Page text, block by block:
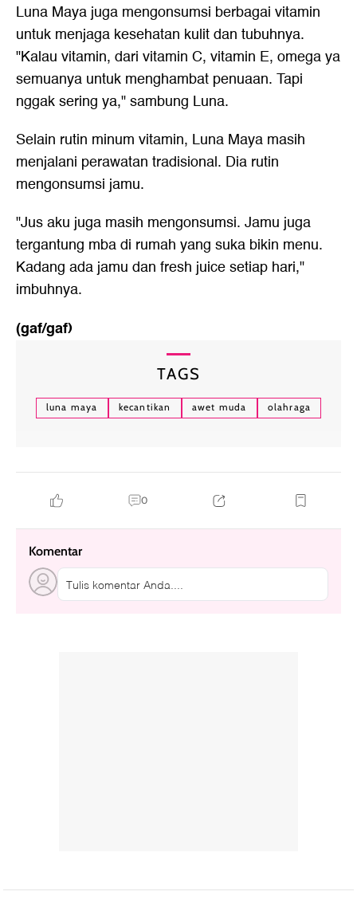
Luna Maya juga mengonsumsi berbagai vitamin
untuk menjaga kesehatan kulit dan tubuhnya.
"Kalau vitamin, dari vitamin C, vitamin E, omega ya
semuanya untuk menghambat penuaan. Tapi
nggak sering ya," sambung Luna.
Selain rutin minum vitamin, Luna Maya masih
menjalani perawatan tradisional. Dia rutin
mengonsumsi jamu.
"Jus aku juga masih mengonsumsi. Jamu juga
tergantung mba di rumah yang suka bikin menu.
Kadang ada jamu dan fresh juice setiap hari,"
imbuhnya.
(gaf/gaf)
TAGS
luna maya kecantikan awet muda olahraga
0
Komentar
Tulis komentar Anda....